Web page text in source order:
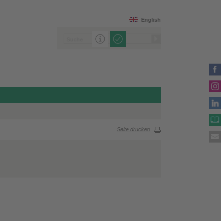
English
Seite drucken